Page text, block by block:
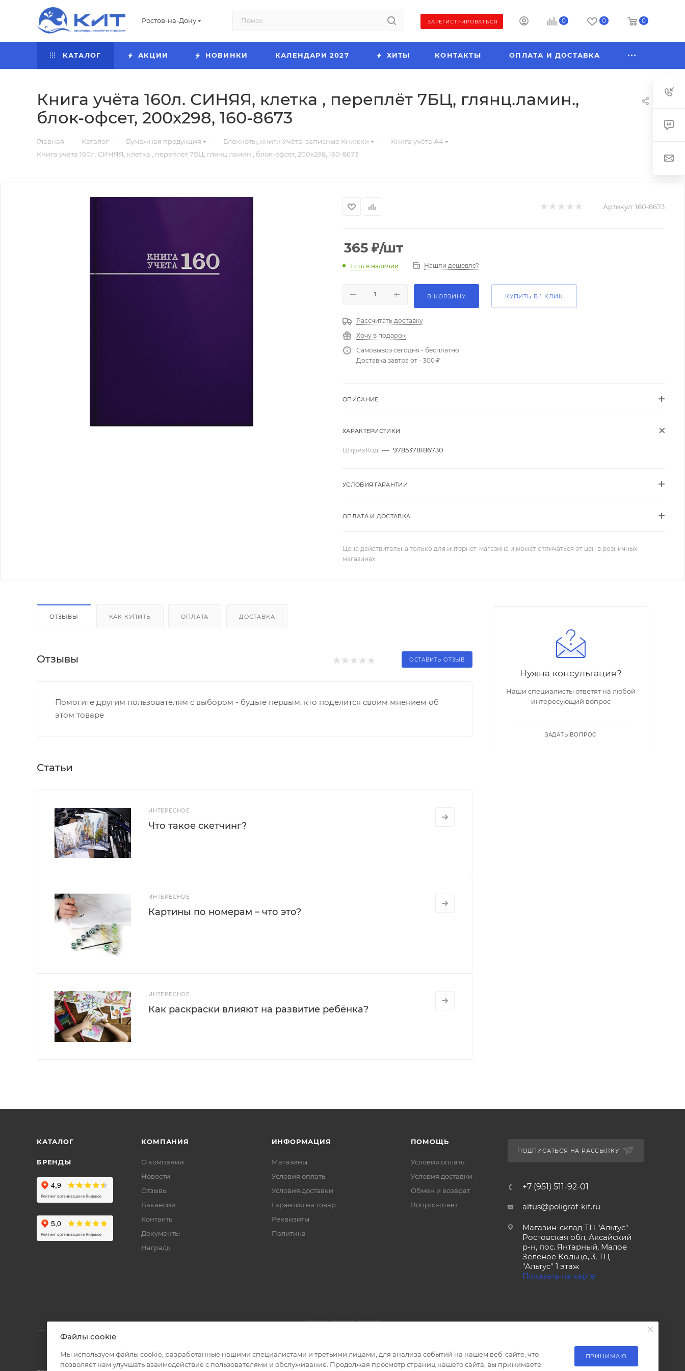
Ростов-на-Дону ЗАРЕГИСТРИРОВАТЬСЯ 0 0 0
КАТАЛОГ АКЦИИ НОВИНКИ КАЛЕНДАРИ 2027 ХИТЫ КОНТАКТЫ ОПЛАТА И ДОСТАВКА
Книга учёта 160л. СИНЯЯ, клетка , переплёт 7БЦ, глянц.ламин.,
блок-офсет, 200х298, 160-8673
Главная — Каталог — Бумажная продукция — Блокноты, книги Учёта, записные Книжки — Книга учёта А4 —
Книга учёта 160л. СИНЯЯ, клетка , переплёт 7БЦ, глянц.ламин., блок-офсет, 200х298, 160-8673
Артикул: 160-8673
365 ₽/шт
Есть в наличии Нашли дешевле?
В КОРЗИНУ КУПИТЬ В 1 КЛИК
Рассчитать доставку
Хочу в подарок
Самовывоз сегодня - бесплатно
Доставка завтра от - 300 ₽
ОПИСАНИЕ
ХАРАКТЕРИСТИКИ
ШтрихКод — 9785378186730
УСЛОВИЯ ГАРАНТИИ
ОПЛАТА И ДОСТАВКА
Цена действительна только для интернет-магазина и может отличаться от цен в розничных
магазинах
ОТЗЫВЫ КАК КУПИТЬ ОПЛАТА ДОСТАВКА
Отзывы ОСТАВИТЬ ОТЗЫВ
Помогите другим пользователям с выбором - будьте первым, кто поделится своим мнением об
этом товаре
Статьи
ИНТЕРЕСНОЕ
Что такое скетчинг?
ИНТЕРЕСНОЕ
Картины по номерам – что это?
ИНТЕРЕСНОЕ
Как раскраски влияют на развитие ребёнка?
Нужна консультация?
Наши специалисты ответят на любой
интересующий вопрос
ЗАДАТЬ ВОПРОС
КАТАЛОГ
БРЕНДЫ
КОМПАНИЯ
О компании
Новости
Отзывы
Вакансии
Контакты
Документы
Награды
ИНФОРМАЦИЯ
Магазины
Условия оплаты
Условия доставки
Гарантия на товар
Реквизиты
Политика
ПОМОЩЬ
Условия оплаты
Условия доставки
Обмен и возврат
Вопрос-ответ
ПОДПИСАТЬСЯ НА РАССЫЛКУ
+7 (951) 511-92-01
altus@poligraf-kit.ru
Магазин-склад ТЦ "Альтус"
Ростовская обл, Аксайский
р-н, пос. Янтарный, Малое
Зеленое Кольцо, 3, ТЦ
"Альтус" 1 этаж
Показать на карте
Файлы cookie
Мы используем файлы cookie, разработанные нашими специалистами и третьими лицами, для анализа событий на нашем веб-сайте, что
позволяет нам улучшать взаимодействие с пользователями и обслуживание. Продолжая просмотр страниц нашего сайта, вы принимаете
ПРИНИМАЮ